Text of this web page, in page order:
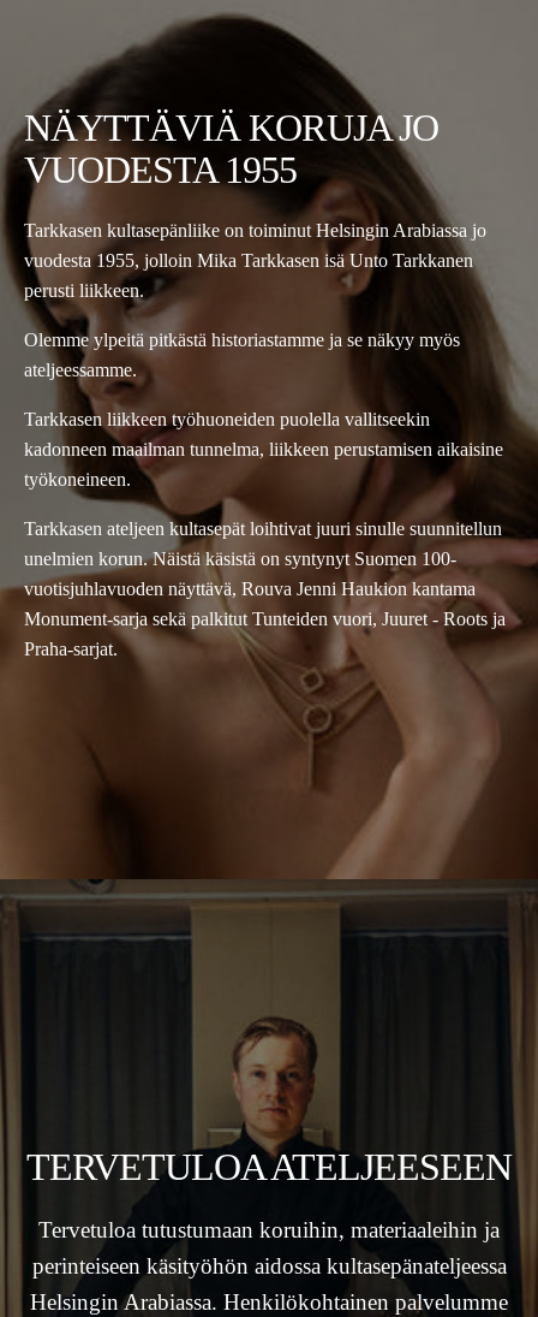
NÄYTTÄVIÄ KORUJA JO
VUODESTA 1955
Tarkkasen kultasepänliike on toiminut Helsingin Arabiassa jo
vuodesta 1955, jolloin Mika Tarkkasen isä Unto Tarkkanen
perusti liikkeen.
Olemme ylpeitä pitkästä historiastamme ja se näkyy myös
ateljeessamme.
Tarkkasen liikkeen työhuoneiden puolella vallitseekin
kadonneen maailman tunnelma, liikkeen perustamisen aikaisine
työkoneineen.
Tarkkasen ateljeen kultasepät loihtivat juuri sinulle suunnitellun
unelmien korun. Näistä käsistä on syntynyt Suomen 100-
vuotisjuhlavuoden näyttävä, Rouva Jenni Haukion kantama
Monument-sarja sekä palkitut Tunteiden vuori, Juuret - Roots ja
Praha-sarjat.
TERVETULOA ATELJEESEEN
Tervetuloa tutustumaan koruihin, materiaaleihin ja
perinteiseen käsityöhön aidossa kultasepänateljeessa
Helsingin Arabiassa. Henkilökohtainen palvelumme